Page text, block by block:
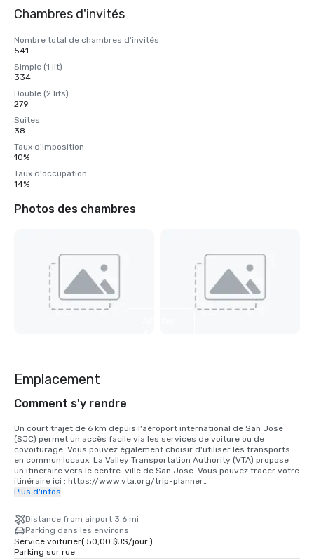
Chambres d'invités
Nombre total de chambres d'invités
541
Simple (1 lit)
334
Double (2 lits)
279
Suites
38
Taux d'imposition
10%
Taux d'occupation
14%
Photos des chambres
Emplacement
Comment s'y rendre
Un court trajet de 6 km depuis l'aéroport international de San Jose
(SJC) permet un accès facile via les services de voiture ou de
covoiturage. Vous pouvez également choisir d'utiliser les transports
en commun locaux. La Valley Transportation Authority (VTA) propose
un itinéraire vers le centre-ville de San Jose. Vous pouvez tracer votre
itinéraire ici : https://www.vta.org/trip-planner
meilleure option est de faire les 40 minutes de route vers le sud ou
d'utiliser un service de covoiturage. Vous pouvez également utiliser le
train via BART et Caltrain. https://www.bart.gov et
https://www.caltrain.com
Plus d'infos
Distance from airport 3.6 mi
Parking dans les environs
Service voiturier( 50,00 $US/jour)
Parking sur rue